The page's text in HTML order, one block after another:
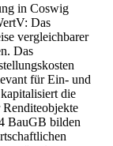
in Coswig
Das
vergleichbarer
Das
für Ein- und
die
BauGB bilden